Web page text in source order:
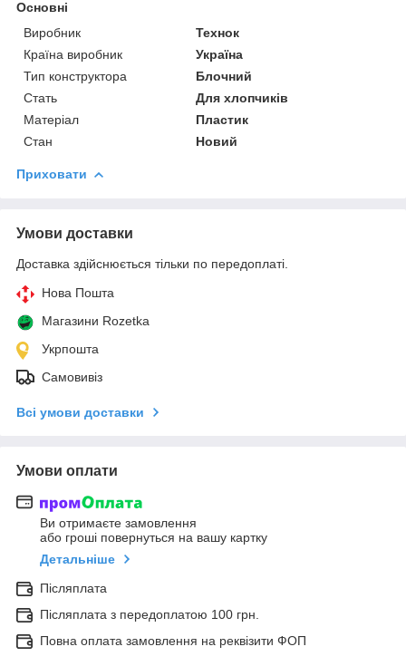
Основні
Виробник
Технок
Країна виробник
Україна
Тип конструктора
Блочний
Стать
Для хлопчиків
Матеріал
Пластик
Стан
Новий
Приховати
Умови доставки
Доставка здійснюється тільки по передоплаті.
Нова Пошта
Магазини Rozetka
Укрпошта
Самовивіз
Всі умови доставки
Умови оплати
Ви отримаєте замовлення
або гроші повернуться на вашу картку
Детальніше
Післяплата
Післяплата з передоплатою 100 грн.
Повна оплата замовлення на реквізити ФОП